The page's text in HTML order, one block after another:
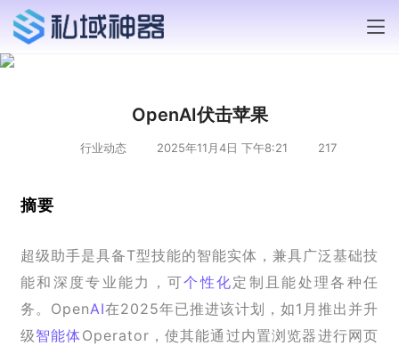
OpenAI伏击苹果
行业动态 2025年11月4日 下午8:21 217
摘要
超级助手是具备T型技能的智能实体，兼具广泛基础技
能和深度专业能力，可个性化定制且能处理各种任
务。OpenAI在2025年已推进该计划，如1月推出并升
级智能体Operator，使其能通过内置浏览器进行网页